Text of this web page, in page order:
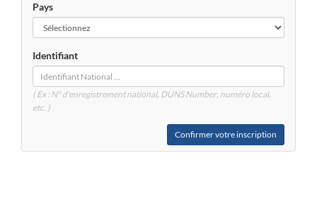
Pays
Identifiant
( Ex : N° d'enregistrement national, DUNSNumber, numéro local,
etc. )